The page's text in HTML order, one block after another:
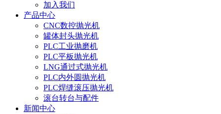
加入我们
产品中心
CNC数控抛光机
罐体封头抛光机
PLC工业抛磨机
PLC平板抛光机
LNG通过式抛光机
PLC内外圆抛光机
PLC焊缝滚压抛光机
滚台转台与配件
新闻中心